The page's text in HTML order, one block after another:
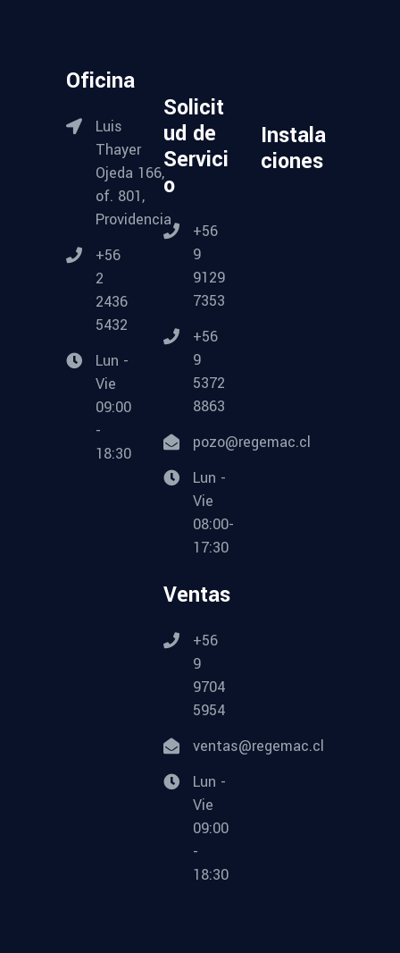
Oficina
Luis
Thayer
Ojeda 166,
of. 801,
Providencia
+56
2
2436
5432
Lun -
Vie
09:00
-
18:30
Solicit
ud de
Servici
o
+56
9
9129
7353
+56
9
5372
8863
pozo@regemac.cl
Lun -
Vie
08:00-
17:30
Ventas
+56
9
9704
5954
ventas@regemac.cl
Lun -
Vie
09:00
-
18:30
Instala
ciones